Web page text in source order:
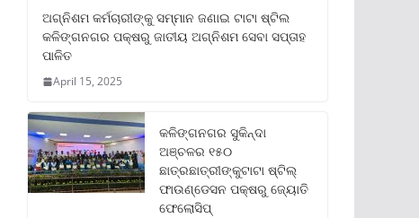
ଅଗ୍ନିଶମ କର୍ମଚାରୀଙ୍କୁ ସମ୍ମାନ ଜଣାଇ ଟାଟା ଷ୍ଟିଲ
କଳିଙ୍ଗନଗର ପକ୍ଷରୁ ଜାତୀୟ ଅଗ୍ନିଶମ ସେବା ସପ୍ତାହ
ପାଳିତ
April 15, 2025
କଳିଙ୍ଗନଗର ସୁକିନ୍ଦା
ଅଞ୍ଚଳର ୧୫୦
ଛାତ୍ରଛାତ୍ରୀଙ୍କୁଟାଟା ଷ୍ଟିଲ୍
ଫାଉଣ୍ଡେସନ ପକ୍ଷରୁ ଜ୍ୟୋତି
ଫେଲୋସିପ୍‌